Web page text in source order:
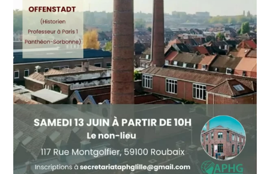
Conférences, tables rondes
Critique d’ouvrages publiés
Culture